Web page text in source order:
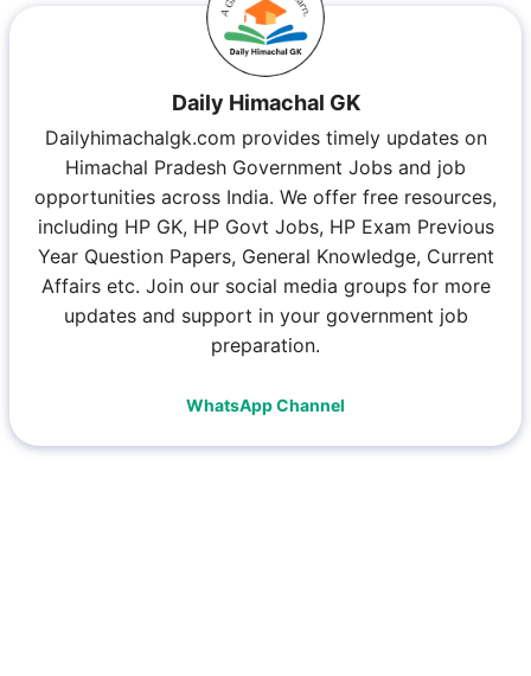
Daily Himachal GK
Dailyhimachalgk.com provides timely updates on
Himachal Pradesh Government Jobs and job
opportunities across India. We offer free resources,
including HP GK, HP Govt Jobs, HP Exam Previous
Year Question Papers, General Knowledge, Current
Affairs etc. Join our social media groups for more
updates and support in your government job
preparation.
WhatsApp Channel